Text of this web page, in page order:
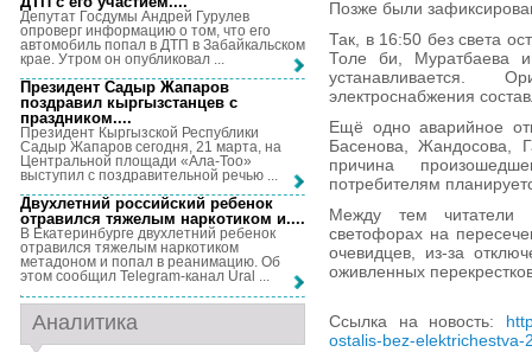
Позже были
Так, в 16:50 без света
Толе би, Муратбаева и
устанавливается.
электроснабжения
Ещё одно аварийное
Басенова, Жандосова,
причина
потребителям
Между тем читатели
светофорах на
очевидцев, из-за
оживленных
Ссылка на новость:
ostalis-bez-elektrichestva-
Депутат Госдумы Андрей Гурулев
опроверг информацию о том, что его
автомобиль попал в ДТП в Забайкальском
крае. Утром он опубликовал ...
Президент Садыр Жапаров
поздравил кыргызстанцев с
праздником....
Президент Кыргызской Республики
Садыр Жапаров сегодня, 21 марта, на
Центральной площади «Ала-Тоо»
выступил с поздравительной речью ...
Двухлетний российский ребенок
отравился тяжелым наркотиком и....
В Екатеринбурге двухлетний ребенок
отравился тяжелым наркотиком
метадоном и попал в реанимацию. Об
этом сообщил Telegram-канал Ural ...
Аналитика